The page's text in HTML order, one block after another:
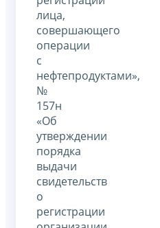
лица,
совершающего
операции
с
нефтепродуктами»,
№
157н
«Об
утверждении
порядка
выдачи
свидетельств
о
регистрации